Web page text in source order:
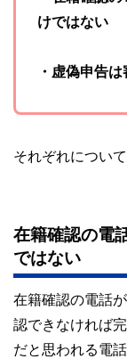
けではない
・虚偽申告
それぞれについ
在籍確認の電
ではない
在籍確認の電話
認できなければ
だと思われる電